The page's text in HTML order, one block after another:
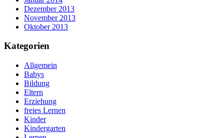
Dezember 2013
November 2013
Oktober 2013
Kategorien
Allgemein
Babys
Bildung
Eltern
Erziehung
freies Lernen
Kinder
Kindergarten